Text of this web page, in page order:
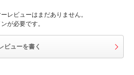
レビューはまだありません。
が必要です。
ビューを書く